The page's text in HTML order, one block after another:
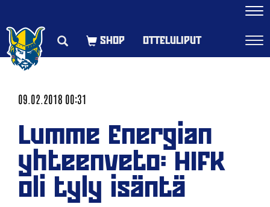
OTTELULIPUT
09.02.2018 00:31
Lumme Energian
yhteenveto: HIFK
oli tyly isäntä